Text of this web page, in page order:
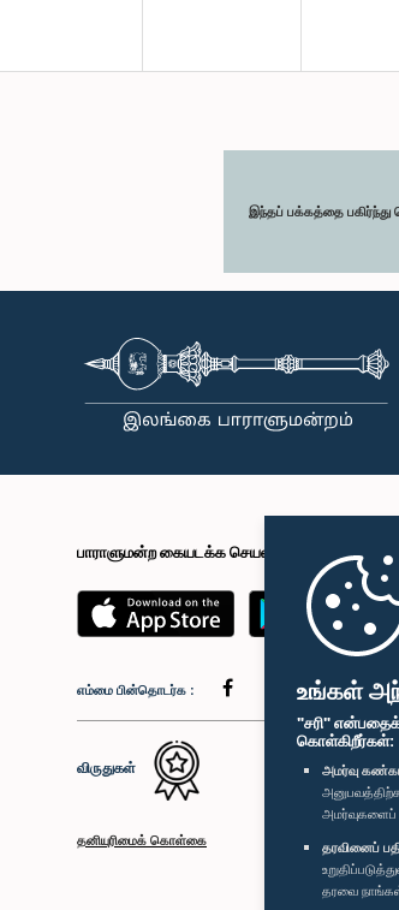
உங்கள்
"சரி"
கொள்கிறீர்கள்:
அமர்வு
அமர்வுகளைப்
தரவினைப்
தரவை
இந்தப் பக்கத்தை
பாராளுமன்ற கையடக்க செயலி
எம்மை பின்தொடர்க :
விருதுகள்
தனியுரிமைக் கொள்கை